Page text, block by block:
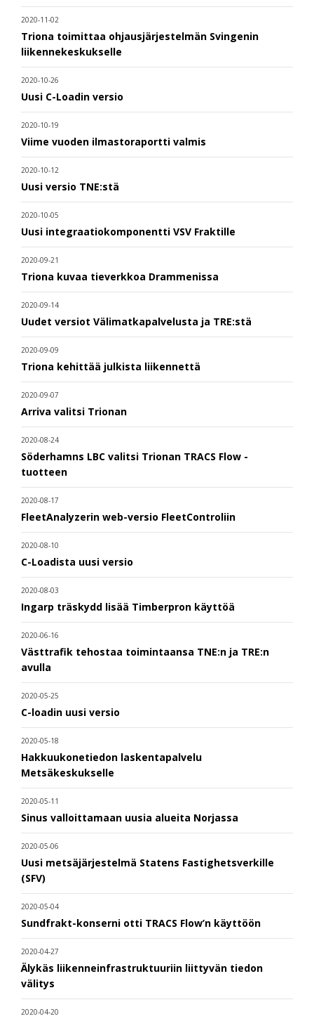
2020-11-02
Triona toimittaa ohjausjärjestelmän Svingenin
liikennekeskukselle
2020-10-26
Uusi C-Loadin versio
2020-10-19
Viime vuoden ilmastoraportti valmis
2020-10-12
Uusi versio TNE:stä
2020-10-05
Uusi integraatiokomponentti VSV Fraktille
2020-09-21
Triona kuvaa tieverkkoa Drammenissa
2020-09-14
Uudet versiot Välimatkapalvelusta ja TRE:stä
2020-09-09
Triona kehittää julkista liikennettä
2020-09-07
Arriva valitsi Trionan
2020-08-24
Söderhamns LBC valitsi Trionan TRACS Flow -
tuotteen
2020-08-17
FleetAnalyzerin web-versio FleetControliin
2020-08-10
C-Loadista uusi versio
2020-08-03
Ingarp träskydd lisää Timberpron käyttöä
2020-06-16
Västtrafik tehostaa toimintaansa TNE:n ja TRE:n
avulla
2020-05-25
C-loadin uusi versio
2020-05-18
Hakkuukonetiedon laskentapalvelu
Metsäkeskukselle
2020-05-11
Sinus valloittamaan uusia alueita Norjassa
2020-05-06
Uusi metsäjärjestelmä Statens Fastighetsverkille
(SFV)
2020-05-04
Sundfrakt-konserni otti TRACS Flow’n käyttöön
2020-04-27
Älykäs liikenneinfrastruktuuriin liittyvän tiedon
välitys
2020-04-20